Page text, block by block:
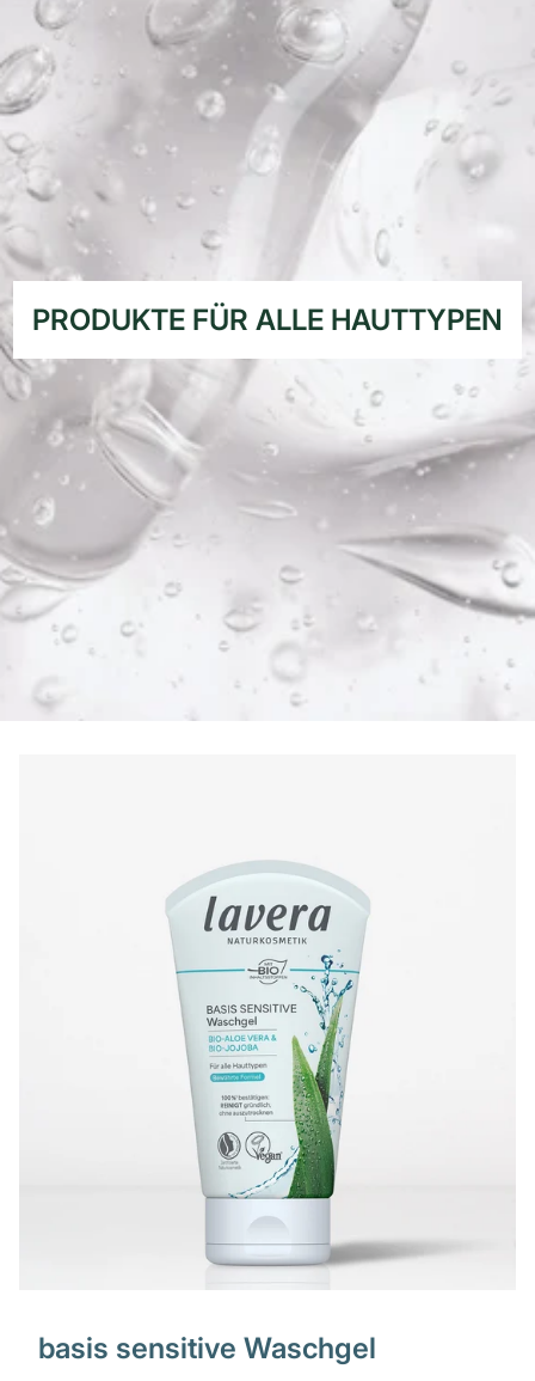
PRODUKTE FÜR ALLE HAUTTYPEN
basis sensitive Waschgel